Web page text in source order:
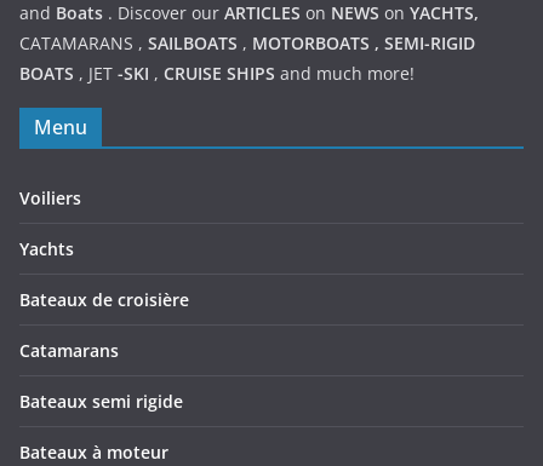
and Boats . Discover our ARTICLES on NEWS on YACHTS,
CATAMARANS , SAILBOATS , MOTORBOATS , SEMI-RIGID
BOATS , JET -SKI , CRUISE SHIPS and much more!
Menu
Voiliers
Yachts
Bateaux de croisière
Catamarans
Bateaux semi rigide
Bateaux à moteur